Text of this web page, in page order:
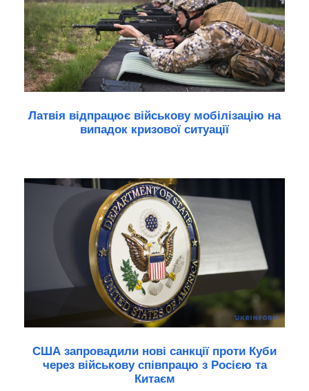
Латвія відпрацює військову мобілізацію на
випадок кризової ситуації
США запровадили нові санкції проти Куби
через військову співпрацю з Росією та
Китаєм